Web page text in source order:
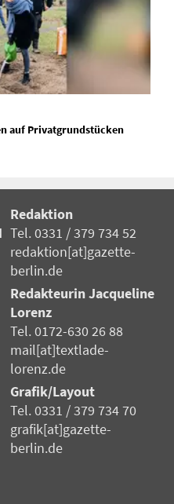
auf Privatgrundstücken
Redaktion
Tel. 0331 / 379 734 52
redaktion[at]gazette-
berlin.de
Redakteurin Jacqueline
Lorenz
Tel. 0172-630 26 88
mail[at]textlade-
lorenz.de
Grafik/Layout
Tel. 0331 / 379 734 70
grafik[at]gazette-
berlin.de